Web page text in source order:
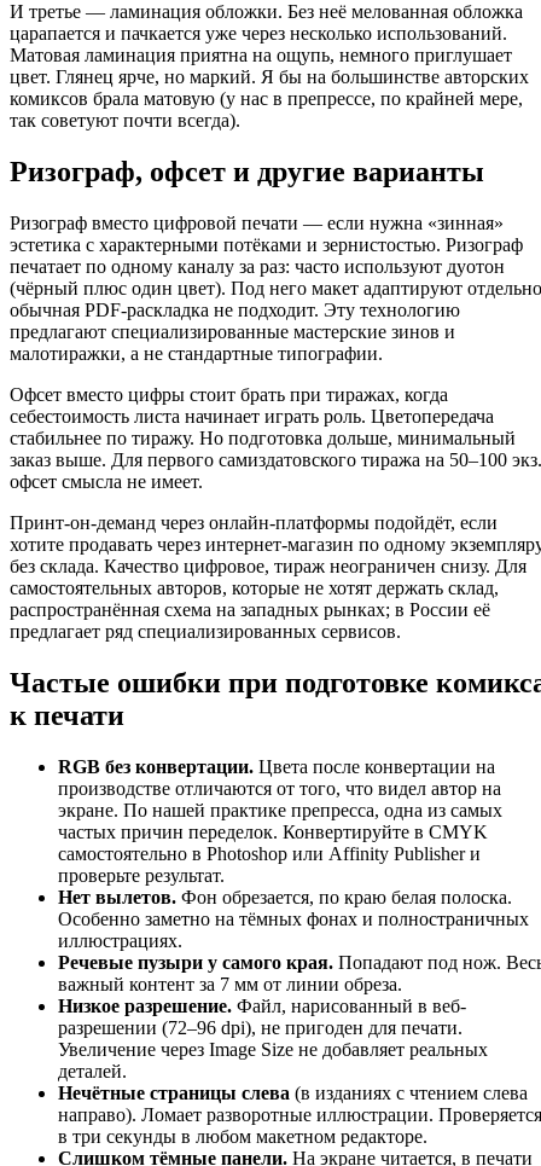
И третье — ламинация обложки. Без неё мелованная обложка
царапается и пачкается уже через несколько использований.
Матовая ламинация приятна на ощупь, немного приглушает
цвет. Глянец ярче, но маркий. Я бы на большинстве авторских
комиксов брала матовую (у нас в препрессе, по крайней мере,
так советуют почти всегда).
Ризограф, офсет и другие варианты
Ризограф вместо цифровой печати — если нужна «зинная»
эстетика с характерными потёками и зернистостью. Ризограф
печатает по одному каналу за раз: часто используют дуотон
(чёрный плюс один цвет). Под него макет адаптируют
обычная PDF-раскладка не подходит. Эту технологию
предлагают специализированные мастерские зинов и
малотиражки, а не стандартные типографии.
Офсет вместо цифры стоит брать при тиражах, когда
себестоимость листа начинает играть роль. Цветопередача
стабильнее по тиражу. Но подготовка дольше, минимальный
заказ выше. Для первого самиздатовского тиража на 50–100 экз.
офсет смысла не имеет.
Принт-он-деманд через онлайн-платформы подойдёт, если
хотите продавать через интернет-магазин по одному
без склада. Качество цифровое, тираж неограничен снизу. Для
самостоятельных авторов, которые не хотят держать склад,
распространённая схема на западных рынках; в России её
предлагает ряд специализированных сервисов.
Частые ошибки при подготовке
к печати
RGB без конвертации. Цвета после конвертации на
производстве отличаются от того, что видел автор на
экране. По нашей практике препресса, одна из самых
частых причин переделок. Конвертируйте в CMYK
самостоятельно в Photoshop или Affinity Publisher и
проверьте результат.
Нет вылетов. Фон обрезается, по краю белая полоска.
Особенно заметно на тёмных фонах и полностраничных
иллюстрациях.
Речевые пузыри у самого края. Попадают под нож.
важный контент за 7 мм от линии обреза.
Низкое разрешение. Файл, нарисованный в веб-
разрешении (72–96 dpi), не пригоден для печати.
Увеличение через Image Size не добавляет реальных
деталей.
Нечётные страницы слева (в изданиях с чтением слева
направо). Ломает разворотные иллюстрации. Проверяется
в три секунды в любом макетном редакторе.
Слишком тёмные панели. На экране читается, в печати